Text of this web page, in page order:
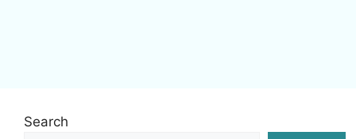
Search